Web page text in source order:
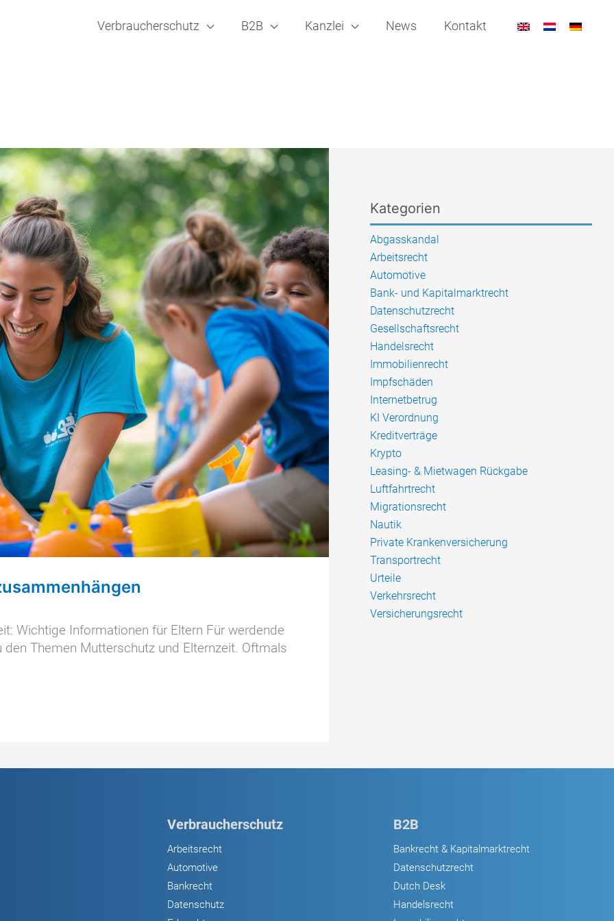
Verbraucherschutz B2B Kanzlei News Kontakt
Wichtige Informationen für Eltern Für werdende
Themen Mutterschutz und Elternzeit. Oftmals
Kategorien
Abgasskandal
Arbeitsrecht
Automotive
Bank- und Kapitalmarktrecht
Datenschutzrecht
Gesellschaftsrecht
Handelsrecht
Immobilienrecht
Impfschäden
Internetbetrug
KI Verordnung
Kreditverträge
Krypto
Leasing- & Mietwagen Rückgabe
Luftfahrtrecht
Migrationsrecht
Nautik
Private Krankenversicherung
Transportrecht
Urteile
Verkehrsrecht
Versicherungsrecht
Verbraucherschutz
Arbeitsrecht
Automotive
Bankrecht
Datenschutz
B2B
Bankrecht & Kapitalmarktrecht
Datenschutzrecht
Dutch Desk
Handelsrecht